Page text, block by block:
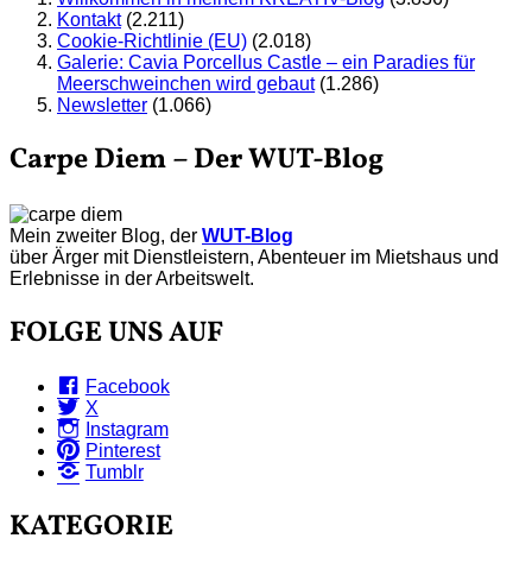
Kontakt (2.211)
Cookie-Richtlinie (EU) (2.018)
Galerie: Cavia Porcellus Castle – ein Paradies für
Meerschweinchen wird gebaut (1.286)
Newsletter (1.066)
Carpe Diem – Der WUT-Blog
Mein zweiter Blog, der WUT-Blog
über Ärger mit Dienstleistern, Abenteuer im Mietshaus und
Erlebnisse in der Arbeitswelt.
FOLGE UNS AUF
Facebook
X
Instagram
Pinterest
Tumblr
KATEGORIE